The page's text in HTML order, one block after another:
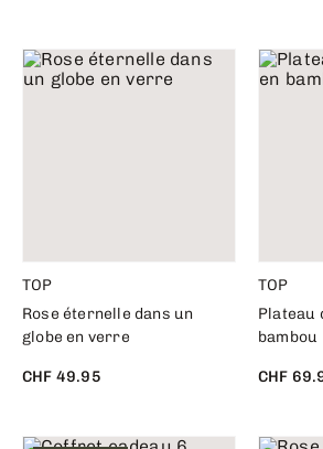
TOP
Rose éternelle dans un
globe en verre
CHF 49.95
TOP
Plateau
bambou
CHF